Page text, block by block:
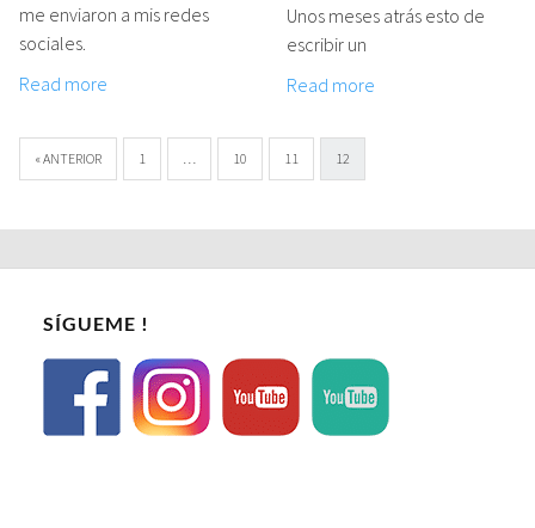
me enviaron a mis redes
sociales.
Read more
Unos meses atrás esto de
escribir un
Read more
« ANTERIOR 1 10 11 12
SÍGUEME !